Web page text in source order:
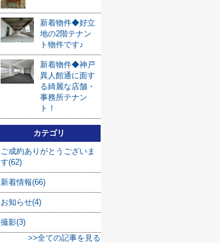
新着物件◆好立
地の2階テナン
ト物件です♪
新着物件◆神戸
異人館通に面す
る綺麗な店舗・
事務所テナン
ト！
カテゴリ
ご成約ありがとうございま
す(62)
新着情報(66)
お知らせ(4)
撮影(3)
>>全ての記事を見る